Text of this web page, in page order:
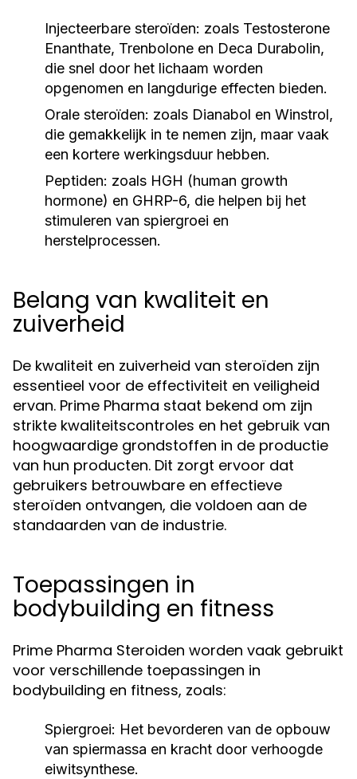
Injecteerbare steroïden: zoals Testosterone
Enanthate, Trenbolone en Deca Durabolin,
die snel door het lichaam worden
opgenomen en langdurige effecten bieden.
Orale steroïden: zoals Dianabol en Winstrol,
die gemakkelijk in te nemen zijn, maar vaak
een kortere werkingsduur hebben.
Peptiden: zoals HGH (human growth
hormone) en GHRP-6, die helpen bij het
stimuleren van spiergroei en
herstelprocessen.
Belang van kwaliteit en
zuiverheid
De kwaliteit en zuiverheid van steroïden zijn
essentieel voor de effectiviteit en veiligheid
ervan. Prime Pharma staat bekend om zijn
strikte kwaliteitscontroles en het gebruik van
hoogwaardige grondstoffen in de productie
van hun producten. Dit zorgt ervoor dat
gebruikers betrouwbare en effectieve
steroïden ontvangen, die voldoen aan de
standaarden van de industrie.
Toepassingen in
bodybuilding en fitness
Prime Pharma Steroiden worden vaak gebruikt
voor verschillende toepassingen in
bodybuilding en fitness, zoals:
Spiergroei: Het bevorderen van de opbouw
van spiermassa en kracht door verhoogde
eiwitsynthese.